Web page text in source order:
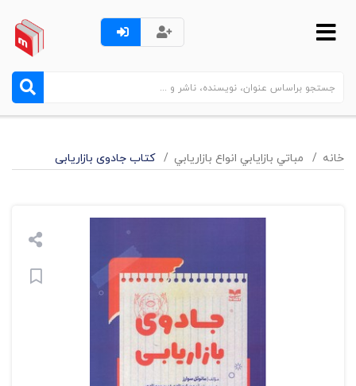
خانه مباتي بازايابي انواع بازاريابي کتاب جادوی بازاریابی